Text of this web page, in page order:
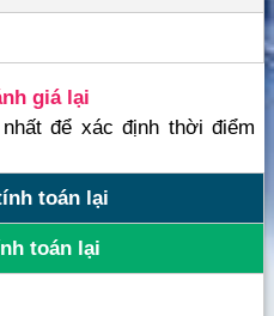
giá lại
để xác định thời điểm
toán lại
toán lại